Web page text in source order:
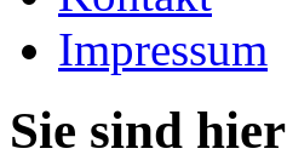
Impressum
Sie sind hier